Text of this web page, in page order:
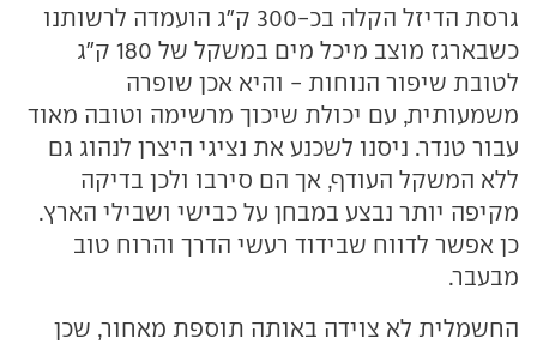
גרסת הדיזל הקלה בכ-300 ק"ג הועמדה לרשותנו
כשבארגז מוצב מיכל מים במשקל של 180 ק"ג
לטובת שיפור הנוחות - והיא אכן שופרה
משמעותית, עם יכולת שיכוך מרשימה וטובה מאוד
עבור טנדר. ניסנו לשכנע את נציגי היצרן לנהוג גם
ללא המשקל העודף, אך הם סירבו ולכן בדיקה
מקיפה יותר נבצע במבחן על כבישי ושבילי הארץ.
כן אפשר לדווח שבידוד רעשי הדרך והרוח טוב
מבעבר.
החשמלית לא צוידה באותה תוספת מאחור, שכן